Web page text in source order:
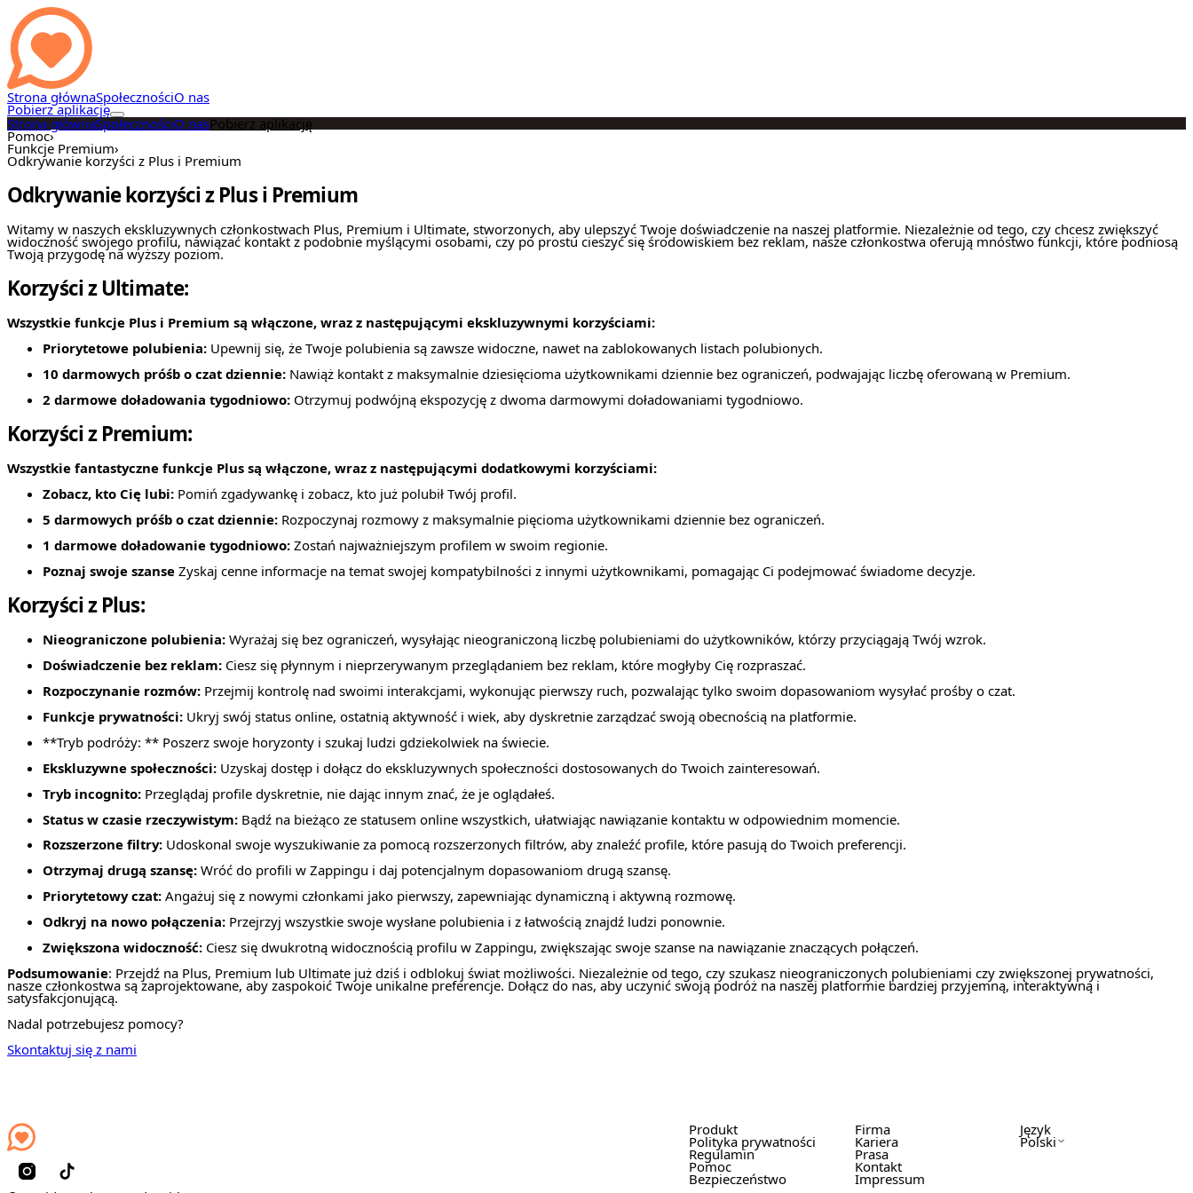
Strona głównaSpołecznościO nas
Pobierz aplikację
Strona głównaSpołecznościO nasPobierz aplikację
Pomoc›
Funkcje Premium›
Odkrywanie korzyści z Plus i Premium
Odkrywanie korzyści z Plus i Premium
Witamy w naszych ekskluzywnych członkostwach Plus, Premium i Ultimate, stworzonych, aby ulepszyć Twoje doświadczenie na naszej platformie. Niezależnie od tego, czy chcesz zwiększyć
widoczność swojego profilu, nawiązać kontakt z podobnie myślącymi osobami, czy po prostu cieszyć się środowiskiem bez reklam, nasze członkostwa oferują mnóstwo funkcji, które podniosą
Twoją przygodę na wyższy poziom.
Korzyści z Ultimate:
Wszystkie funkcje Plus i Premium są włączone, wraz z następującymi ekskluzywnymi korzyściami:
Priorytetowe polubienia: Upewnij się, że Twoje polubienia są zawsze widoczne, nawet na zablokowanych listach polubionych.
10 darmowych próśb o czat dziennie: Nawiąż kontakt z maksymalnie dziesięcioma użytkownikami dziennie bez ograniczeń, podwajając liczbę oferowaną w Premium.
2 darmowe doładowania tygodniowo: Otrzymuj podwójną ekspozycję z dwoma darmowymi doładowaniami tygodniowo.
Korzyści z Premium:
Wszystkie fantastyczne funkcje Plus są włączone, wraz z następującymi dodatkowymi korzyściami:
Zobacz, kto Cię lubi: Pomiń zgadywankę i zobacz, kto już polubił Twój profil.
5 darmowych próśb o czat dziennie: Rozpoczynaj rozmowy z maksymalnie pięcioma użytkownikami dziennie bez ograniczeń.
1 darmowe doładowanie tygodniowo: Zostań najważniejszym profilem w swoim regionie.
Poznaj swoje szanse Zyskaj cenne informacje na temat swojej kompatybilności z innymi użytkownikami, pomagając Ci podejmować świadome decyzje.
Korzyści z Plus:
Nieograniczone polubienia: Wyrażaj się bez ograniczeń, wysyłając nieograniczoną liczbę polubieniami do użytkowników, którzy przyciągają Twój wzrok.
Doświadczenie bez reklam: Ciesz się płynnym i nieprzerywanym przeglądaniem bez reklam, które mogłyby Cię rozpraszać.
Rozpoczynanie rozmów: Przejmij kontrolę nad swoimi interakcjami, wykonując pierwszy ruch, pozwalając tylko swoim dopasowaniom wysyłać prośby o czat.
Funkcje prywatności: Ukryj swój status online, ostatnią aktywność i wiek, aby dyskretnie zarządzać swoją obecnością na platformie.
**Tryb podróży: ** Poszerz swoje horyzonty i szukaj ludzi gdziekolwiek na świecie.
Ekskluzywne społeczności: Uzyskaj dostęp i dołącz do ekskluzywnych społeczności dostosowanych do Twoich zainteresowań.
Tryb incognito: Przeglądaj profile dyskretnie, nie dając innym znać, że je oglądałeś.
Status w czasie rzeczywistym: Bądź na bieżąco ze statusem online wszystkich, ułatwiając nawiązanie kontaktu w odpowiednim momencie.
Rozszerzone filtry: Udoskonal swoje wyszukiwanie za pomocą rozszerzonych filtrów, aby znaleźć profile, które pasują do Twoich preferencji.
Otrzymaj drugą szansę: Wróć do profili w Zappingu i daj potencjalnym dopasowaniom drugą szansę.
Priorytetowy czat: Angażuj się z nowymi członkami jako pierwszy, zapewniając dynamiczną i aktywną rozmowę.
Odkryj na nowo połączenia: Przejrzyj wszystkie swoje wysłane polubienia i z łatwością znajdź ludzi ponownie.
Zwiększona widoczność: Ciesz się dwukrotną widocznością profilu w Zappingu, zwiększając swoje szanse na nawiązanie znaczących połączeń.
Podsumowanie: Przejdź na Plus, Premium lub Ultimate już dziś i odblokuj świat możliwości. Niezależnie od tego, czy szukasz nieograniczonych polubieniami czy zwiększonej prywatności,
nasze członkostwa są zaprojektowane, aby zaspokoić Twoje unikalne preferencje. Dołącz do nas, aby uczynić swoją podróż na naszej platformie bardziej przyjemną, interaktywną i
satysfakcjonującą.
Nadal potrzebujesz pomocy?
Skontaktuj się z nami
Produkt
Polityka prywatności
Regulamin
Pomoc
Bezpieczeństwo
Firma
Kariera
Prasa
Kontakt
Impressum
Język
Polski